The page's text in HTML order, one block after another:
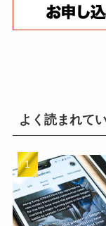
よく読まれて